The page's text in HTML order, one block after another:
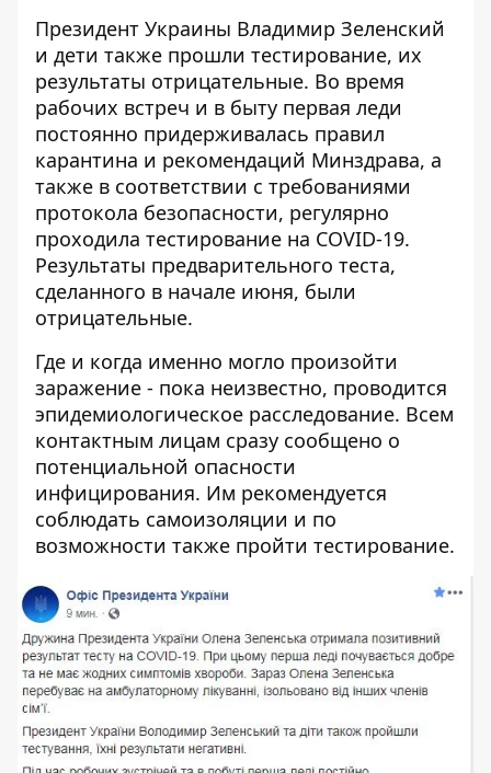
Президент Украины Владимир Зеленский
и дети также прошли тестирование, их
результаты отрицательные. Во время
рабочих встреч и в быту первая леди
постоянно придерживалась правил
карантина и рекомендаций Минздрава, а
также в соответствии с требованиями
протокола безопасности, регулярно
проходила тестирование на COVID-19.
Результаты предварительного теста,
сделанного в начале июня, были
отрицательные.
Где и когда именно могло произойти
заражение - пока неизвестно, проводится
эпидемиологическое расследование. Всем
контактным лицам сразу сообщено о
потенциальной опасности
инфицирования. Им рекомендуется
соблюдать самоизоляции и по
возможности также пройти тестирование.